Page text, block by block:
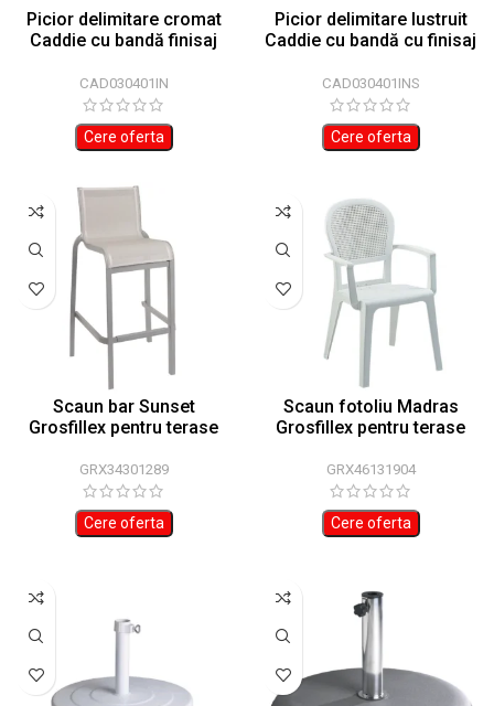
Picior delimitare cromat
Caddie cu bandă finisaj
CAD030401IN
Cere oferta
Picior delimitare lustruit
Caddie cu bandă cu finisaj
CAD030401INS
Cere oferta
Scaun bar Sunset
Grosfillex pentru terase
GRX34301289
Cere oferta
Scaun fotoliu Madras
Grosfillex pentru terase
GRX46131904
Cere oferta